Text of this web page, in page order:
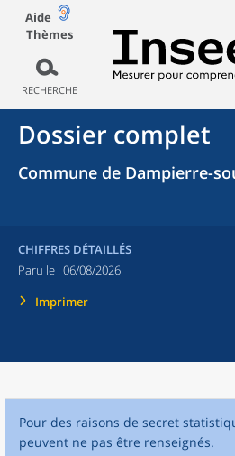
Aide
Thèmes
RECHERCHE
Dossier complet
Commune de Dampierre-
CHIFFRES DÉTAILLÉS
Paru le : 06/08/2026
Imprimer
Pour des raisons de secret
peuvent ne pas être renseignés.